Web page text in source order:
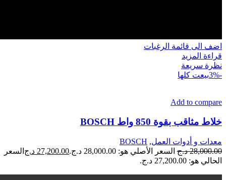
اضف الى قائمة الرغبات
قراءة المزيد
نظرة سريعة
-3%
بيعت كلها
Add to compare
خلاط مثاقب بقوة 850 واط BOSCH
معدات و أدوات العمل,
BOSCH
28,000.00 د.ج السعر الأصلي هو: 28,000.00 د.ج. 27,200.00 د.ج السعر
الحالي هو: 27,200.00 د.ج.